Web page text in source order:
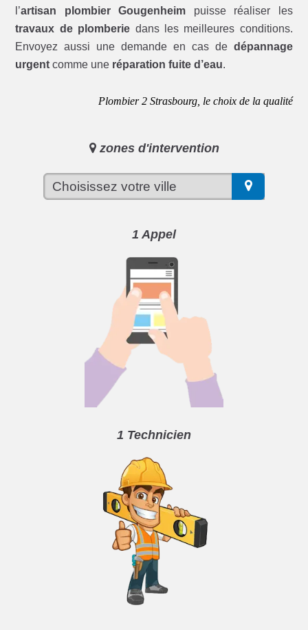
l’artisan plombier Gougenheim puisse réaliser les
travaux de plomberie dans les meilleures conditions.
Envoyez aussi une demande en cas de dépannage
urgent comme une réparation fuite d’eau.
Plombier 2 Strasbourg, le choix de la qualité
zones d'intervention
1 Appel
1 Technicien